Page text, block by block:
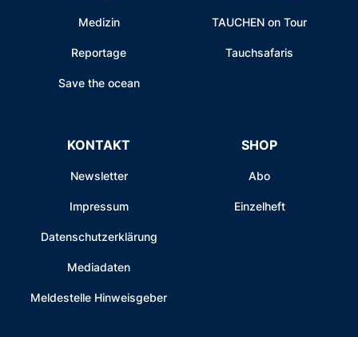
Medizin
Reportage
Save the ocean
TAUCHEN on Tour
Tauchsafaris
KONTAKT
Newsletter
Impressum
Datenschutzerklärung
Mediadaten
Meldestelle Hinweisgeber
SHOP
Abo
Einzelheft